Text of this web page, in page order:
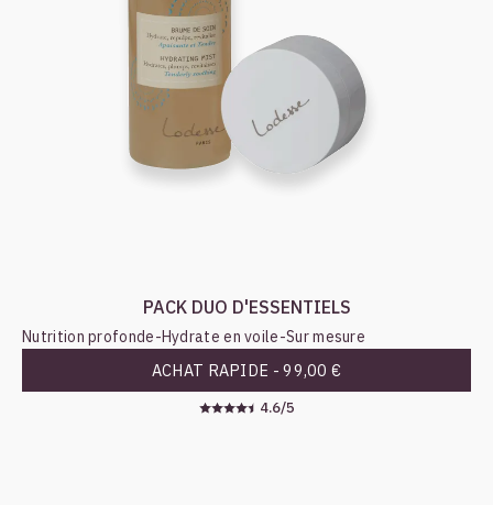
PACK DUO D'ESSENTIELS
Nutrition profonde-Hydrate en voile-Sur mesure
ACHAT RAPIDE -99,00 €
4.6/5